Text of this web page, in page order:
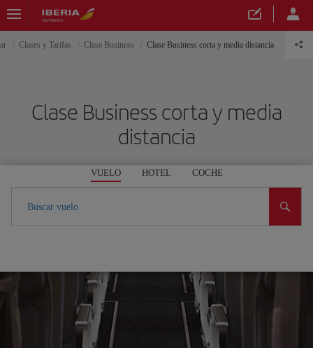
Clases y Tarifas Clase Business Clase Business corta y media distancia
Clase Business corta y media
distancia
VUELO HOTEL COCHE
Buscar vuelo